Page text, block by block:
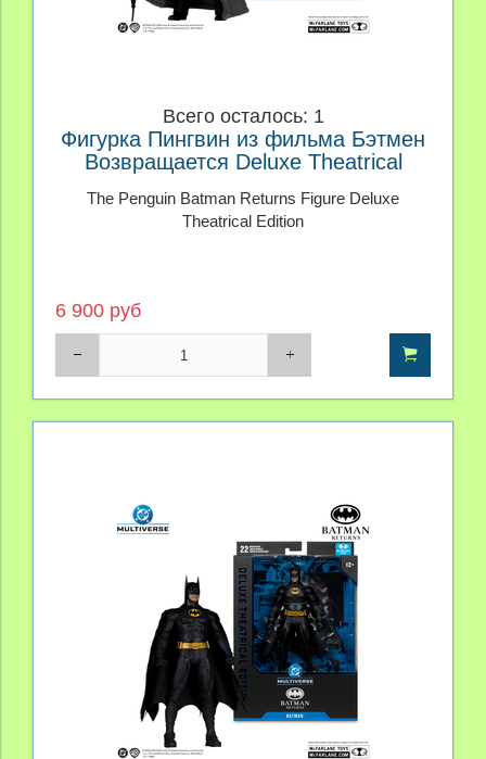
Всего осталось: 1
Фигурка Пингвин из фильма Бэтмен
Возвращается Deluxe Theatrical
The Penguin Batman Returns Figure Deluxe
Theatrical Edition
6 900 руб